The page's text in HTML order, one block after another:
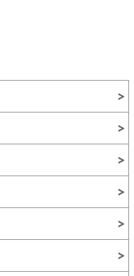
ていただく場合がございま
ます。